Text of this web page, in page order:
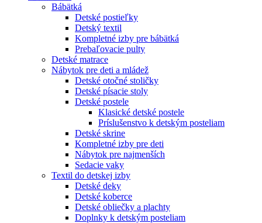
Bábätká
Detské postieľky
Detský textil
Kompletné izby pre bábätká
Prebaľovacie pulty
Detské matrace
Nábytok pre deti a mládež
Detské otočné stoličky
Detské písacie stoly
Detské postele
Klasické detské postele
Príslušenstvo k detským posteliam
Detské skrine
Kompletné izby pre deti
Nábytok pre najmenších
Sedacie vaky
Textil do detskej izby
Detské deky
Detské koberce
Detské obliečky a plachty
Doplnky k detským posteliam